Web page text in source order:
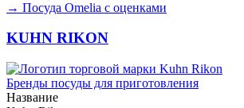
→ Посуда Omelia с оценками
KUHN RIKON
Бренды посуды для приготовления
Название